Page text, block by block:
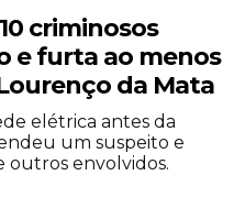
de pagamento
João, reforçando
uma das
estadual.
criminosos
e furta ao menos
da Mata
elétrica antes da
um suspeito e
outros envolvidos.